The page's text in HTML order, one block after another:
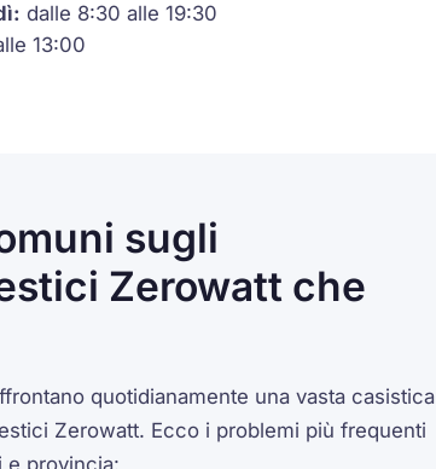
dalle 8:30 alle 19:30
13:00
sugli
Zerowatt che
quotidianamente una vasta casistica
Zerowatt. Ecco i problemi più frequenti